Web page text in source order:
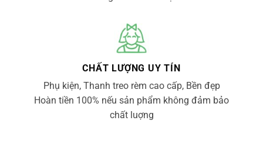
CHẤT LƯỢNG UY TÍN
Phụ kiện, Thanh treo rèm cao cấp, Bền đẹp
Hoàn tiền 100% nếu sản phẩm không đảm bảo
chất luợng